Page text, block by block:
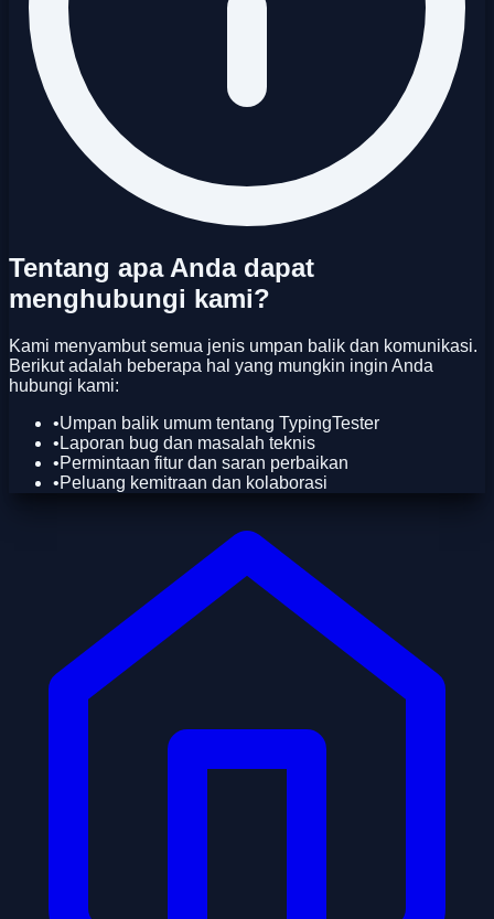
Tentang apa Anda dapat
menghubungi kami?
Kami menyambut semua jenis umpan balik dan komunikasi.
Berikut adalah beberapa hal yang mungkin ingin Anda
hubungi kami:
•Umpan balik umum tentang TypingTester
• Laporan bug dan masalah teknis
•Permintaan fitur dan saran perbaikan
•Peluang kemitraan dan kolaborasi